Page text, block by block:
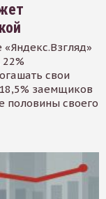
свои
заемщиков
половины своего